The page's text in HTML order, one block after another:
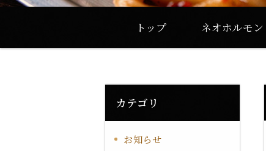
トップ ネオホルモン
カテゴリ
お知らせ